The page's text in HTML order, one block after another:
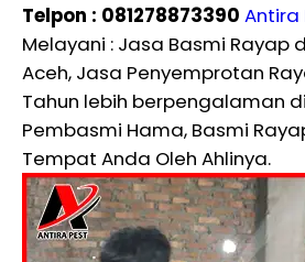
Telpon : 081278873390 Antira
Melayani : Jasa Basmi Rayap
Aceh, Jasa Penyemprotan
Tahun lebih berpengalaman
Pembasmi Hama, Basmi
Tempat Anda Oleh Ahlinya.